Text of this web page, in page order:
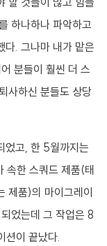
하나하나 파악하고
다. 그나마 내가 맡은
분들이 훨씬 더 스
사하신 분들도 상당
었고, 한 5월까지는
속한 스쿼드 제품(태
제품)의 마이그레이
었는데 그 작업은 8
션이 끝났다.